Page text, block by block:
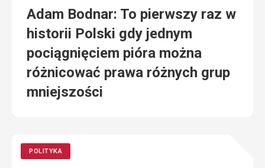
Adam Bodnar: To pierwszy raz w
historii Polski gdy jednym
pociągnięciem pióra można
różnicować prawa różnych grup
mniejszości
POLITYKA